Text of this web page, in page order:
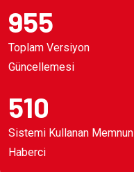
955
Toplam Versiyon
Güncellemesi
510
Sistemi Kullanan Memnun
Haberci